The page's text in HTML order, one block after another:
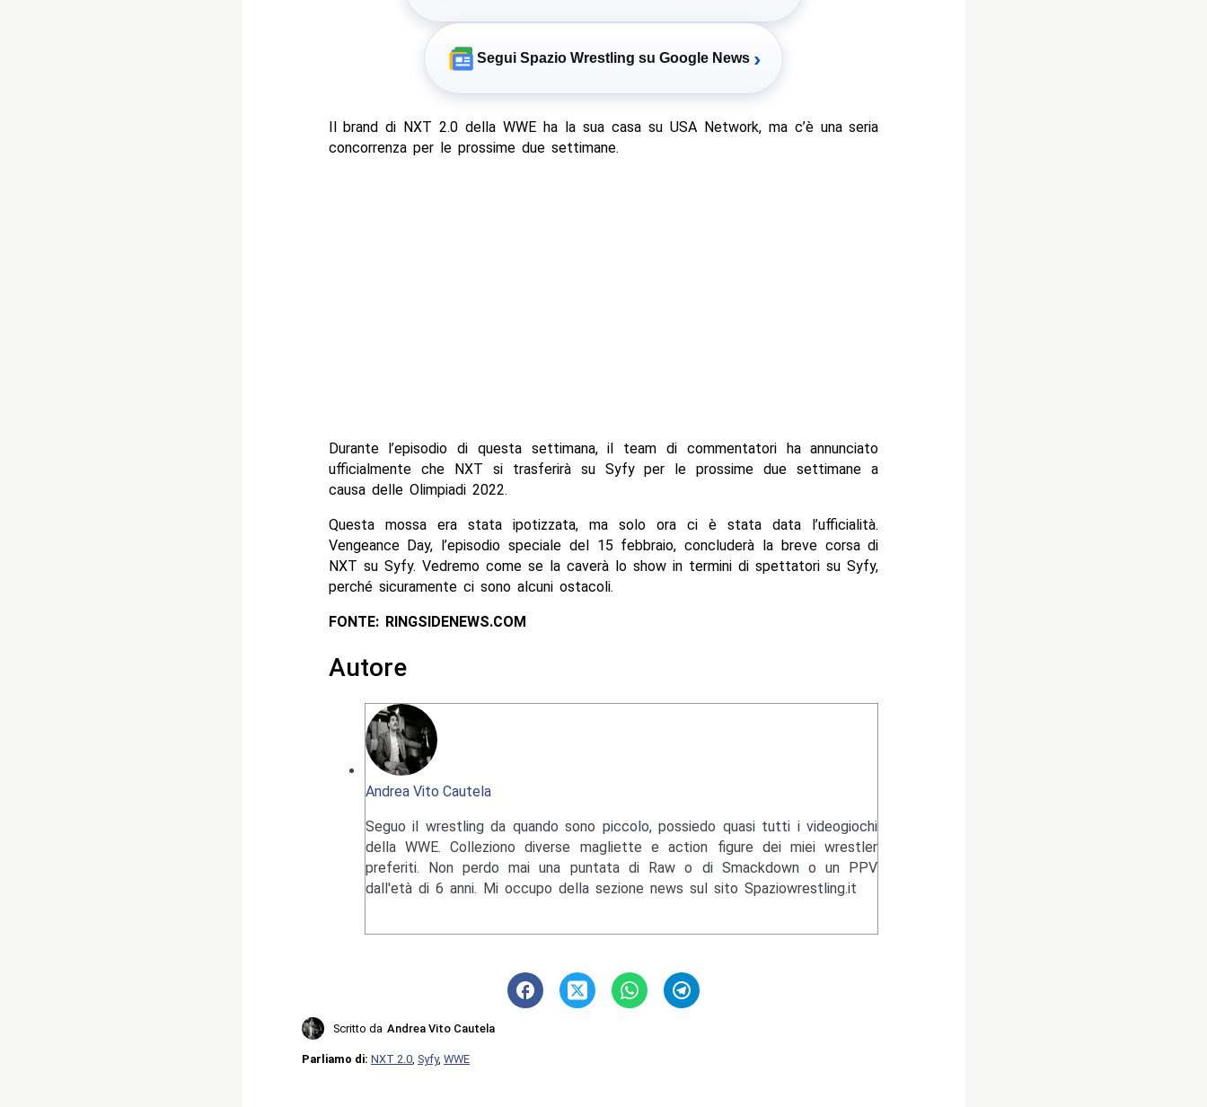
Segui Spazio Wrestling su Google News ›
Il brand di NXT 2.0 della WWE ha la sua casa su USA Network, ma c’è una seria
concorrenza per le prossime due settimane.
Durante l’episodio di questa settimana, il team di commentatori ha annunciato
ufficialmente che NXT si trasferirà su Syfy per le prossime due settimane a
causa delle Olimpiadi 2022.
Questa mossa era stata ipotizzata, ma solo ora ci è stata data l’ufficialità.
Vengeance Day, l’episodio speciale del 15 febbraio, concluderà la breve corsa di
NXT su Syfy. Vedremo come se la caverà lo show in termini di spettatori su Syfy,
perché sicuramente ci sono alcuni ostacoli.
FONTE: RINGSIDENEWS.COM
Autore
Andrea Vito Cautela
Seguo il wrestling da quando sono piccolo, possiedo quasi tutti i videogiochi
della WWE. Colleziono diverse magliette e action figure dei miei wrestler
preferiti. Non perdo mai una puntata di Raw o di Smackdown o un PPV
dall'età di 6 anni. Mi occupo della sezione news sul sito Spaziowrestling.it
Scritto da Andrea Vito Cautela
Parliamo di: NXT 2.0 Syfy, WWE